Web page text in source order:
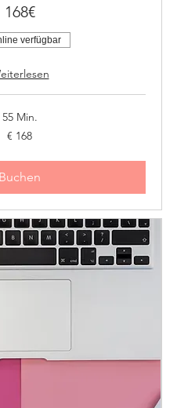
168€
verfügbar
55 Min.
€ 168
Buchen